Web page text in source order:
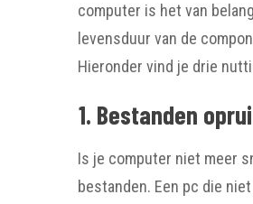
computer is het van
levensduur van de
Hieronder vind je drie
1. Bestanden
Is je computer niet meer
bestanden. Een pc die